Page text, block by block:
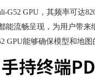
GPU，其频率可达
能流畅呈现，为用户带
GPU能够确保模型和地